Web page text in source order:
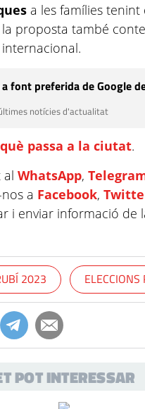
a les famílies
proposta també
font preferida de Google
notícies d'actualitat
passa a la ciutat.
alWhatsApp,
a Facebook,
i enviar informació de
2023 ELECCIONS
POT INTERESSAR